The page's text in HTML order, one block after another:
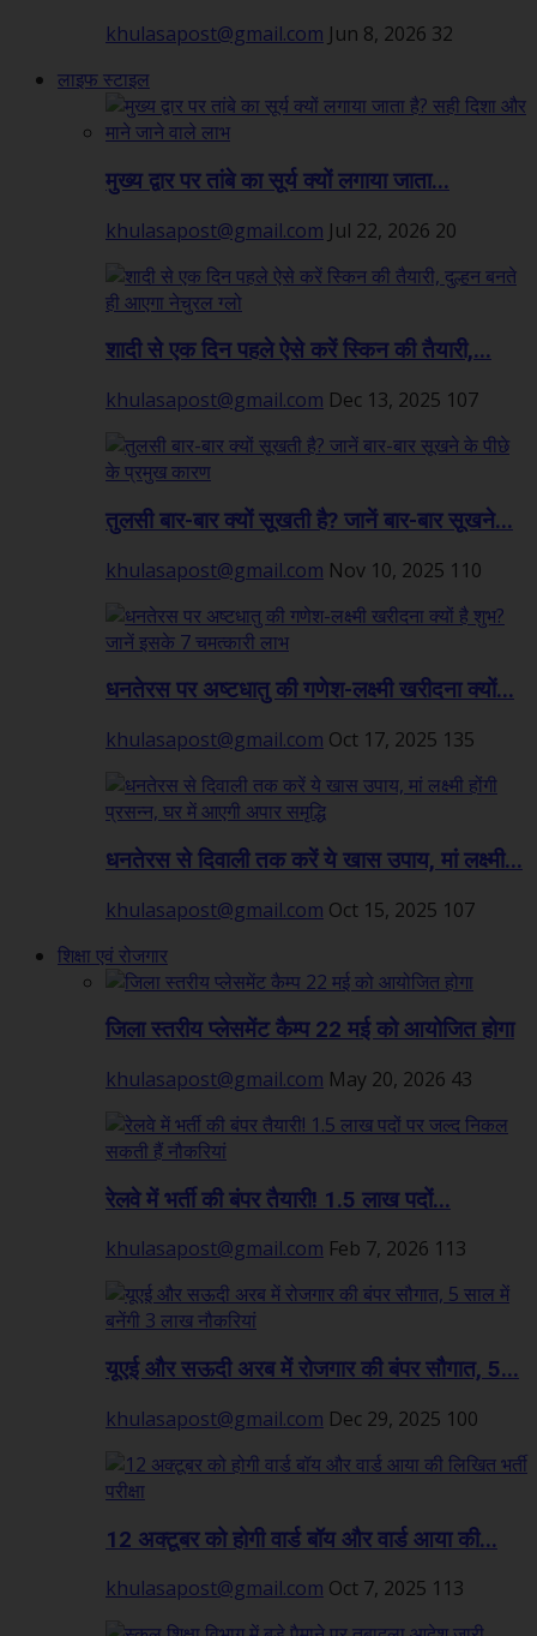
khulasapost@gmail.com Jun 8, 2026 32
लाइफ स्टाइल
मुख्य द्वार पर तांबे का सूर्य क्यों लगाया जाता...
khulasapost@gmail.com Jul 22, 2026 20
शादी से एक दिन पहले ऐसे करें स्किन की तैयारी,...
khulasapost@gmail.com Dec 13, 2025 107
तुलसी बार-बार क्यों सूखती है? जानें बार-बार सूखने...
khulasapost@gmail.com Nov 10, 2025 110
धनतेरस पर अष्टधातु की गणेश-लक्ष्मी खरीदना क्यों...
khulasapost@gmail.com Oct 17, 2025 135
धनतेरस से दिवाली तक करें ये खास उपाय, मां लक्ष्मी...
khulasapost@gmail.com Oct 15, 2025 107
शिक्षा एवं रोजगार
जिला स्तरीय प्लेसमेंट कैम्प 22 मई को आयोजित होगा
khulasapost@gmail.com May 20, 2026 43
रेलवे में भर्ती की बंपर तैयारी! 1.5 लाख पदों...
khulasapost@gmail.com Feb 7, 2026 113
यूएई और सऊदी अरब में रोजगार की बंपर सौगात, 5...
khulasapost@gmail.com Dec 29, 2025 100
12 अक्टूबर को होगी वार्ड बॉय और वार्ड आया की...
khulasapost@gmail.com Oct 7, 2025 113